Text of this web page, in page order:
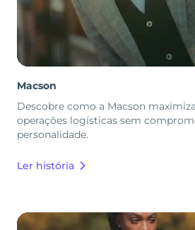
Macson
Descobre como a Macson
operações logísticas sem
personalidade.
Ler história